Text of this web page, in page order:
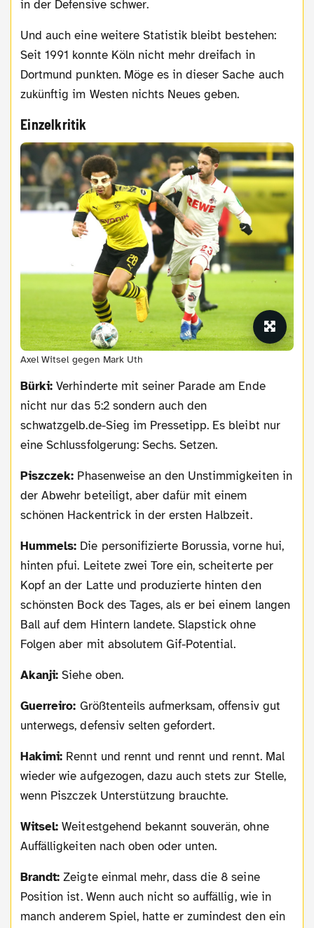
in der Defensive schwer.
Und auch eine weitere Statistik bleibt bestehen:
Seit 1991 konnte Köln nicht mehr dreifach in
Dortmund punkten. Möge es in dieser Sache auch
zukünftig im Westen nichts Neues geben.
Einzelkritik
Axel Witsel gegen Mark Uth
Bürki: Verhinderte mit seiner Parade am Ende
nicht nur das 5:2 sondern auch den
schwatzgelb.de-Sieg im Pressetipp. Es bleibt nur
eine Schlussfolgerung: Sechs. Setzen.
Piszczek: Phasenweise an den Unstimmigkeiten in
der Abwehr beteiligt, aber dafür mit einem
schönen Hackentrick in der ersten Halbzeit.
Hummels: Die personifizierte Borussia, vorne hui,
hinten pfui. Leitete zwei Tore ein, scheiterte per
Kopf an der Latte und produzierte hinten den
schönsten Bock des Tages, als er bei einem langen
Ball auf dem Hintern landete. Slapstick ohne
Folgen aber mit absolutem Gif-Potential.
Akanji: Siehe oben.
Guerreiro: Größtenteils aufmerksam, offensiv gut
unterwegs, defensiv selten gefordert.
Hakimi: Rennt und rennt und rennt und rennt. Mal
wieder wie aufgezogen, dazu auch stets zur Stelle,
wenn Piszczek Unterstützung brauchte.
Witsel: Weitestgehend bekannt souverän, ohne
Auffälligkeiten nach oben oder unten.
Brandt: Zeigte einmal mehr, dass die 8 seine
Position ist. Wenn auch nicht so auffällig, wie in
manch anderem Spiel, hatte er zumindest den ein